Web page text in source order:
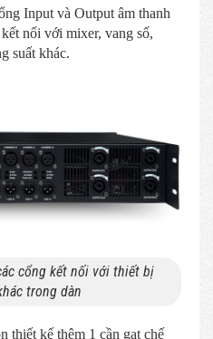
Input và Output âm thanh
nối với mixer, vang số,
suất khác.
cổng kết nối với thiết bị
trong dàn
thiết kế thêm 1 cần gạt chế